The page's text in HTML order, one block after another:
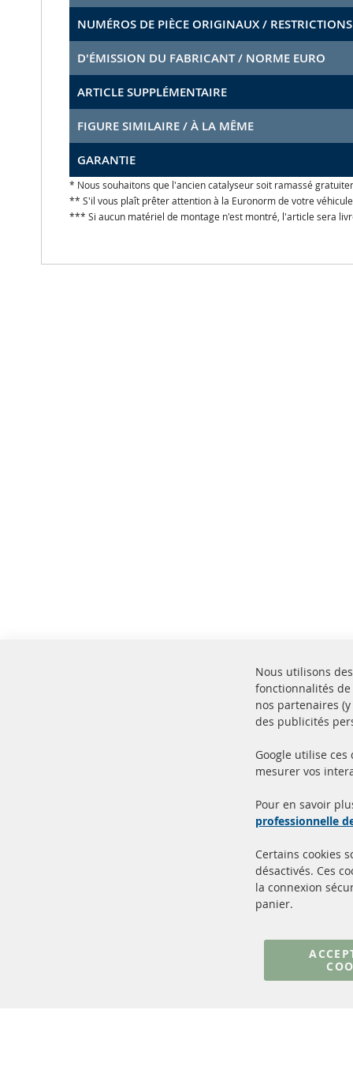
NUMÉROS DE PIÈCE ORIGINAUX / RESTRICTIONS
D'ÉMISSION DU FABRICANT / NORME EURO
ARTICLE SUPPLÉMENTAIRE
FIGURE SIMILAIRE / À LA MÊME
GARANTIE
* Nous souhaitons que l'ancien catalyseur soit ramassé
** S'il vous plaît prêter attention à la Euronorm de votre
*** Si aucun matériel de montage n'est montré, l'article sera
Nous utilisons
fonctionnalités de
nos partenaires
des publicités
Google utilise
mesurer vos
Pour en savoir
professionnelle
Certains cookies
désactivés. Ces
la connexion
panier.